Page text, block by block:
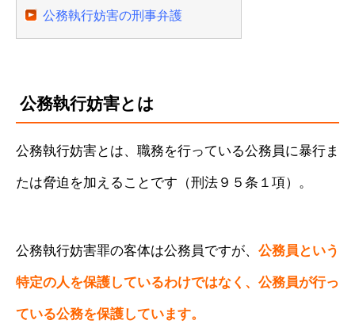
公務執行妨害の刑事弁護
公務執行妨害とは
公務執行妨害とは、職務を行っている公務員に暴行ま
たは脅迫を加えることです（刑法９５条１項）。
公務執行妨害罪の客体は公務員ですが、 公務員という
特定の人を保護しているわけではなく、公務員が行っ
ている公務を保護しています。